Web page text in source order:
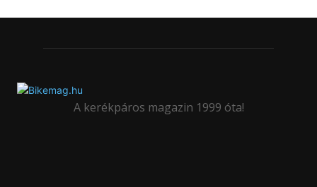
A kerékpáros magazin 1999 óta!